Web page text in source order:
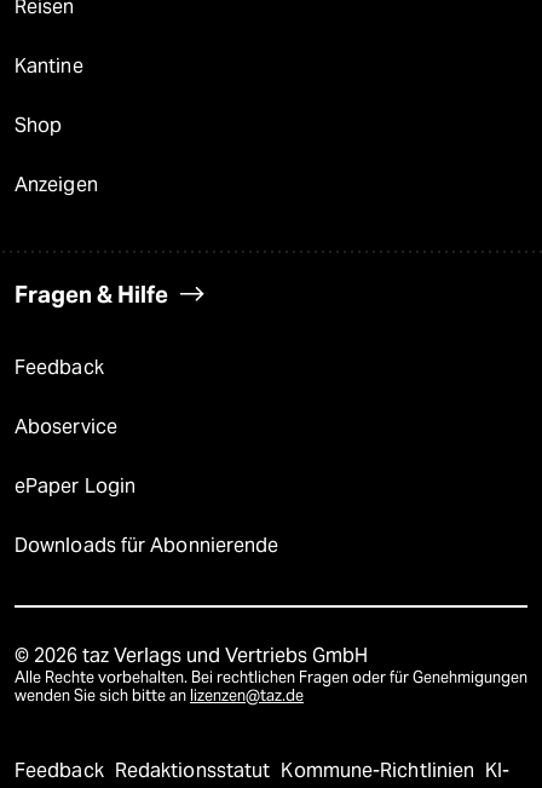
Reisen
Kantine
Shop
Anzeigen
Fragen & Hilfe
Feedback
Aboservice
ePaper Login
Downloads für Abonnierende
© 2026 taz Verlags und Vertriebs GmbH
Alle Rechte vorbehalten. Bei rechtlichen Fragen oder für Genehmigungen
wenden Sie sich bitte an lizenzen@taz.de
Feedback Redaktionsstatut Kommune-Richtlinien KI-